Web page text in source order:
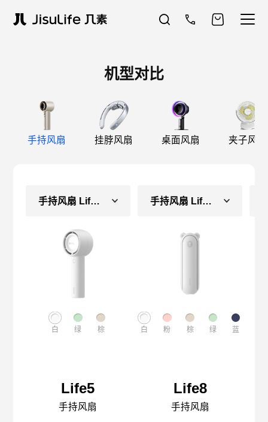
机型对比
手持风扇 挂脖风扇 桌面风扇 夹子风扇
手持风扇 Life5（长续航款）
白 绿 棕
Life5
手持风扇
手持风扇 Life8（常规款）
白 粉 棕 绿 蓝
Life8
手持风扇